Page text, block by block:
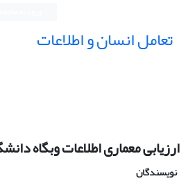
تعامل انسان و اطلاعات
ارزیابی معماری اطلاعات وبگاه
نویسندگان